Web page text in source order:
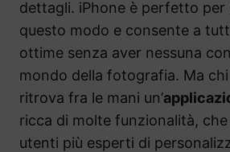
dettagli. iPhone è perfetto per
questo modo e consente a
ottime senza aver nessuna
mondo della fotografia. Ma
ritrova fra le mani un’
ricca di molte funzionalità,
utenti più esperti di